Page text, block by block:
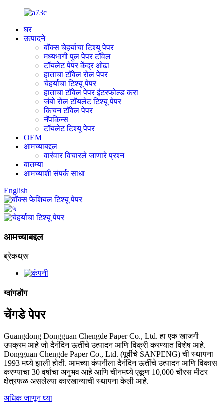
घर
उत्पादने
बॉक्स चेहर्याचा टिश्यू पेपर
मध्यभागी पुल पेपर टॉवेल
टॉयलेट पेपर केंद्र ओढा
हाताचा टॉवेल रोल पेपर
चेहर्याचा टिश्यू पेपर
हाताचा टॉवेल पेपर इंटरफोल्ड करा
जंबो रोल टॉयलेट टिश्यू पेपर
किचन टॉवेल पेपर
नॅपकिन्स
टॉयलेट टिश्यू पेपर
OEM
आमच्याबद्दल
वारंवार विचारले जाणारे प्रश्न
बातम्या
आमच्याशी संपर्क साधा
English
आमच्याबद्दल
ब्रेकथ्रू
ग्वांगडोंग
चेंगडे पेपर
Guangdong Dongguan Chengde Paper Co., Ltd. हा एक खाजगी
उपक्रम आहे जो दैनंदिन ऊतींचे उत्पादन आणि विक्री करण्यात विशेष आहे.
Dongguan Chengde Paper Co., Ltd. (पूर्वीचे SANPENG) ची स्थापना
1993 मध्ये झाली होती. आमच्या कंपनीला दैनंदिन ऊतींचे उत्पादन आणि विकास
करण्याचा 30 वर्षांचा अनुभव आहे आणि चीनमध्ये एकूण 10,000 चौरस मीटर
क्षेत्रफळ असलेल्या कारखान्याची स्थापना केली आहे.
अधिक जाणून घ्या